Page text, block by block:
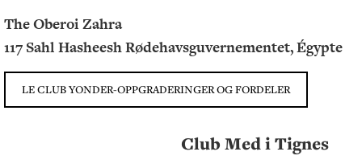
The Oberoi Zahra
117 Sahl Hasheesh Rødehavsguvernementet, Égypte
LE CLUB YONDER-OPPGRADERINGER OG FORDELER
Club Med i Tignes